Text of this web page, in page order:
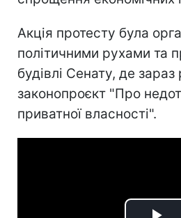
Акція протесту була
політичними рухами та
будівлі Сенату, де
законопроєкт "Про
приватної власності".